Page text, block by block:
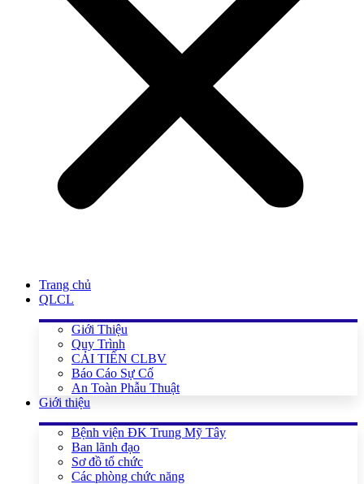
Trang chủ
QLCL
Giới Thiệu
Quy Trình
CẢI TIẾN CLBV
Báo Cáo Sự Cố
An Toàn Phẫu Thuật
Giới thiệu
Bệnh viện ĐK Trung Mỹ Tây
Ban lãnh đạo
Sơ đồ tổ chức
Các phòng chức năng